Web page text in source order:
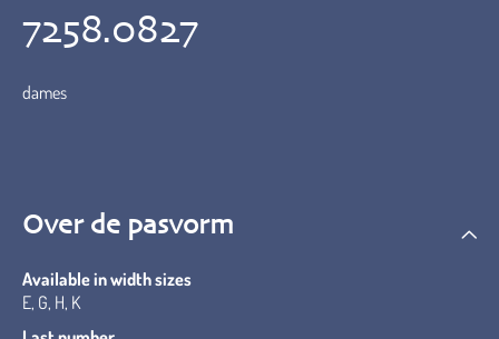
7258.0827
dames
Over de pasvorm
Available in width sizes
E, G, H, K